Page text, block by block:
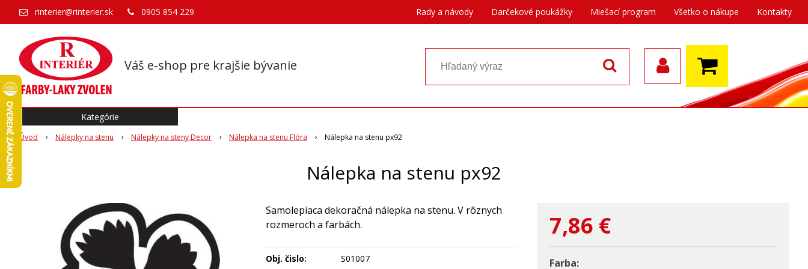
Váš e-shop pre krajšie bývanie
rinterier@rinterier.sk 0905 854 229 Rady a návody Darčekové poukážky Miešací program Všetko o nákupe Kontakty
Úvod Nálepky na stenu Nálepky na steny Decor Nálepka na stenu Flóra Nálepka na stenu px92
Nálepka na stenu px92
7,86 €
Farba:
Samolepiaca dekoračná nálepka na stenu. V rôznych
rozmeroch a farbách.
Obj. čislo: S01007
Kategórie